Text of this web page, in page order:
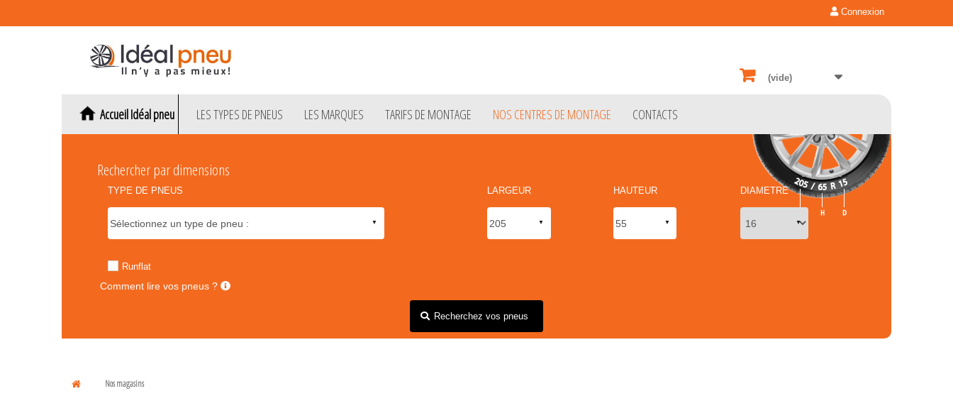
Connexion
(vide)
Accueil Idéal pneu LES TYPES DE PNEUS LES MARQUES TARIFS DE MONTAGE NOS CENTRES DE MONTAGE CONTACTS
Rechercher par dimensions
TYPE DE PNEUS LARGEUR HAUTEUR DIAMETRE
Runflat
Comment lire vos pneus ?
Recherchez vos pneus
Nos magasins